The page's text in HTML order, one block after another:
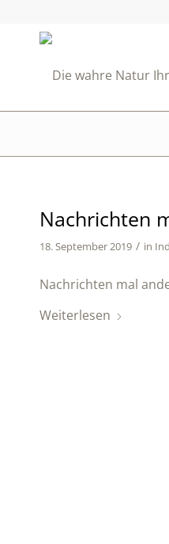
Nachrichten
18. September 2019 / in
Nachrichten mal
Weiterlesen